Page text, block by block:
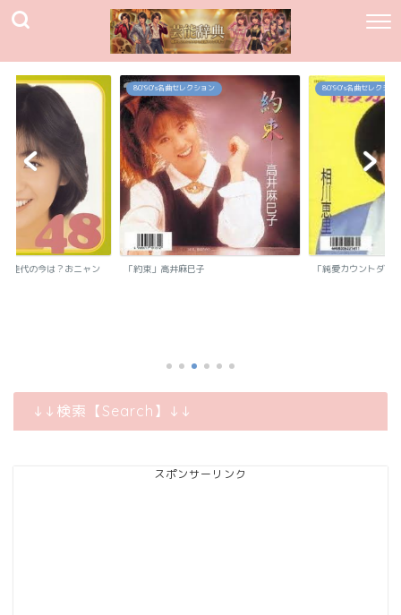
代の今は？おニャン
80`90's名曲セレクション
「約束」高井麻巳子
80`90's名曲セレクション
「純愛カウントダウン
↓↓検索【Search】↓↓
スポンサーリンク